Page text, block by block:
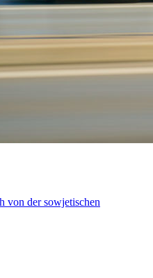
von der sowjetischen